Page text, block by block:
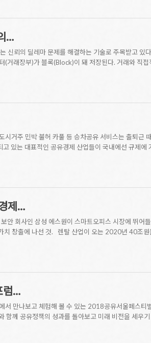
…
뢰의 딜레마 문제를 해결하는 기술로 주목받고 있
거래장부)가 블록(Block)이 돼 저장된다. 거래와 직
거주 민박 불허 카풀 등 승차공유 서비스는 출퇴근
있는 대표적인 공유경제 산업들이 국내에선 규제에
제…
안 회사인 삼성 에스원이 스마트오피스 시장에 뛰어
치 창출에 나선 것. 렌탈 산업이 오는 2020년 40조
럼…
만나보고 체험해 볼 수 있는 2018공유서울페스티
께 공유정책의 성과를 돌아보고 미래 비전을 세우